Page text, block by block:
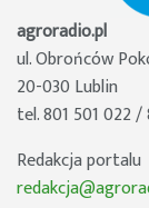
agroradio.pl
ul. Obrońców
20-030 Lublin
tel. 801 501 022
Redakcja portalu